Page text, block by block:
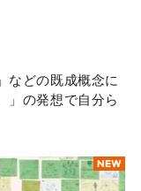
などの既成概念に
」の発想で自分ら
NEW